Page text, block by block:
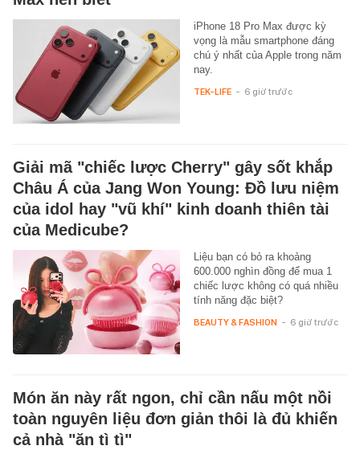
iPhone 18 Pro Max được kỳ
vọng là mẫu smartphone đáng
chú ý nhất của Apple trong năm
nay.
TEK-LIFE - 6 giờ trước
Giải mã "chiếc lược Cherry" gây sốt khắp
Châu Á của Jang Won Young: Đồ lưu niệm
của idol hay "vũ khí" kinh doanh thiên tài
của Medicube?
Liệu bạn có bỏ ra khoảng
600.000 nghìn đồng để mua 1
chiếc lược không có quá nhiều
tính năng đặc biệt?
BEAUTY & FASHION - 6 giờ trước
Món ăn này rất ngon, chỉ cần nấu một nồi
toàn nguyên liệu đơn giản thôi là đủ khiến
cả nhà "ăn tì tì"